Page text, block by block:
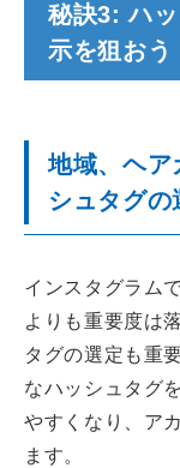
秘訣3: ハ
示を狙おう
地域、ヘア
シュタグの
インスタグラム
よりも重要度は
タグの選定も重
なハッシュタグ
やすくなり、ア
ます。